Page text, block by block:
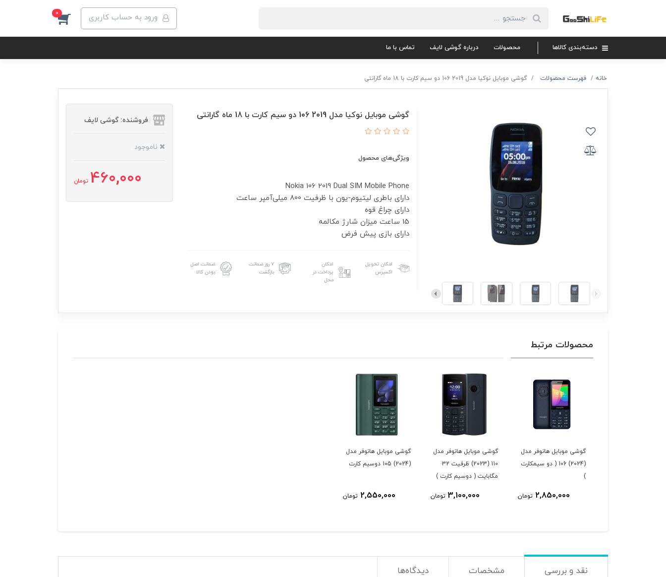
ورود به حساب کاربری 0
دسته‌بندی کالاها محصولات درباره گوشی لایف تماس با ما
خانه فهرست محصولات گوشی موبایل نوکیا مدل 2019 106 دو سیم‌ کارت با 18 ماه گارانتی
گوشی موبایل نوکیا مدل 2019 106 دو سیم‌ کارت با 18 ماه گارانتی
ویژگی‌های محصول
دارای بازی پیش فرض
امکان تحویل
اکسپرس
امکان
پرداخت در
محل
۷ روز ضمانت
بازگشت
ضمانت اصل
بودن کالا
فروشنده: گوشی لایف
ناموجود
460,000 تومان
محصولات مرتبط
گوشی موبایل هانوفر مدل
(2024) 106 ( دو سیمکارت
)
2,850,000 تومان
گوشی موبایل هانوفر مدل
110 (2023) ظرفیت 32
مگابایت ( دوسیم کارت )
3,100,000 تومان
گوشی موبایل هانوفر مدل
(2024) 105 دوسیم کارت
2,550,000 تومان
نقد و بررسی مشخصات دیدگاه‌ها